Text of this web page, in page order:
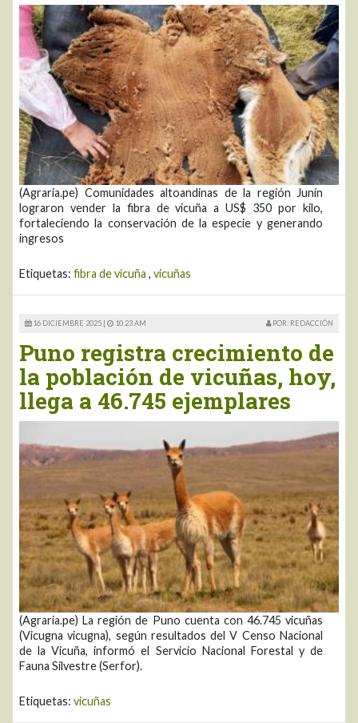
(Agraria.pe) Comunidades altoandinas de la región Junín
lograron vender la fibra de vicuña a US$ 350 por kilo,
fortaleciendo la conservación de la especie y generando
ingresos
Etiquetas: fibra de vicuña , vicuñas
16 DICIEMBRE 2025 | 10:23 AM POR: REDACCIÓN
Puno registra crecimiento de
la población de vicuñas, hoy,
llega a 46.745 ejemplares
(Agraria.pe) La región de Puno cuenta con 46.745 vicuñas
(Vicugna vicugna), según resultados del V Censo Nacional
de la Vicuña, informó el Servicio Nacional Forestal y de
Fauna Silvestre (Serfor).
Etiquetas: vicuñas